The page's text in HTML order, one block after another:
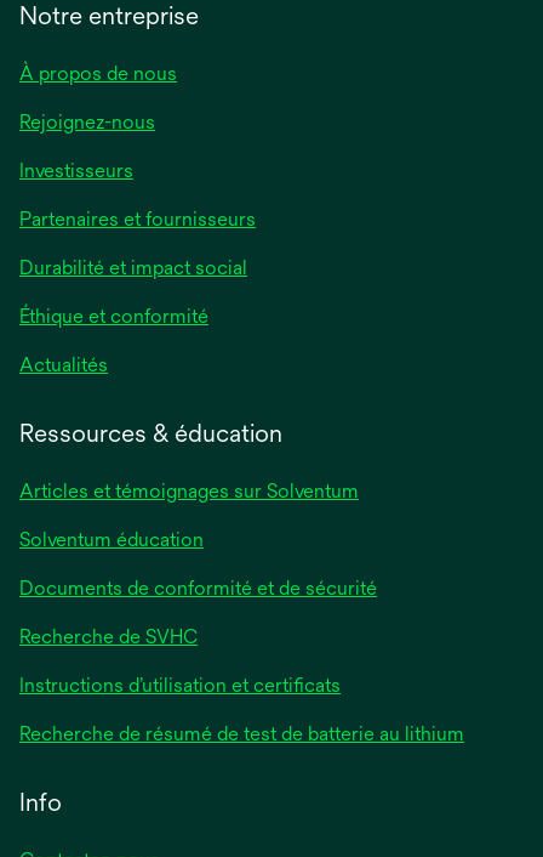
Notre entreprise
À propos de nous
Rejoignez-nous
Investisseurs
Partenaires et fournisseurs
Durabilité et impact social
Éthique et conformité
Actualités
Ressources & éducation
Articles et témoignages sur Solventum
Solventum éducation
Documents de conformité et de sécurité
Recherche de SVHC
Instructions d’utilisation et certificats
Recherche de résumé de test de batterie au lithium
Info